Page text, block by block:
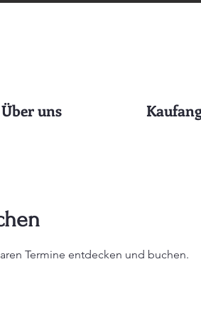
Über uns
Termine entdecken und buchen.